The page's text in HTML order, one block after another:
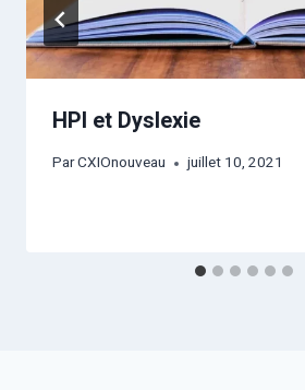
HPI et Dyslexie
ParCXIOnouveau juillet 10, 2021